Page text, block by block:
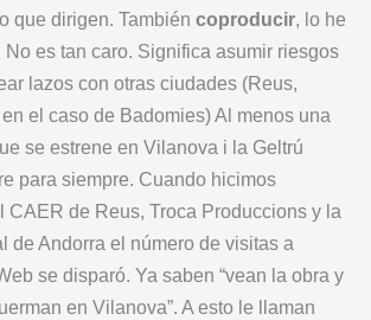
que dirigen. También coproducir, lo he
es tan caro. Significa asumir riesgos
lazos con otras ciudades (Reus,
el caso de Badomies) Al menos una
se estrene en Vilanova i la Geltrú
para siempre. Cuando hicimos
CAER de Reus, Troca Produccions y la
de Andorra el número de visitas a
se disparó. Ya saben “vean la obra y
en Vilanova”. A esto le llaman